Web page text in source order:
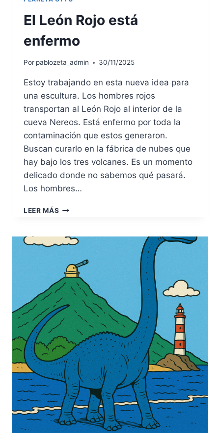
El León Rojo está
enfermo
Por pablozeta_admin 30/11/2025
Estoy trabajando en esta nueva idea para
una escultura. Los hombres rojos
transportan al León Rojo al interior de la
cueva Nereos. Está enfermo por toda la
contaminación que estos generaron.
Buscan curarlo en la fábrica de nubes que
hay bajo los tres volcanes. Es un momento
delicado donde no sabemos qué pasará.
Los hombres…
LEER MÁS EL
ESTÁ